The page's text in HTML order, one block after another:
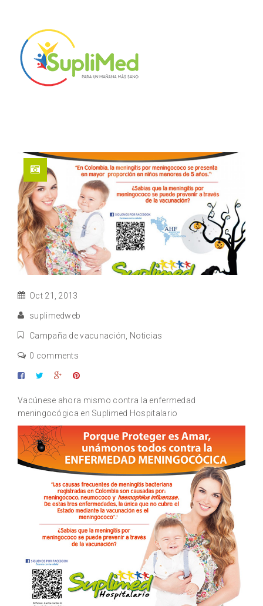
Oct 21, 2013
suplimedweb
Campaña de vacunación Noticias
0 comments
Vacúnese ahora mismo contra la enfermedad
meningocógica en Suplimed Hospitalario